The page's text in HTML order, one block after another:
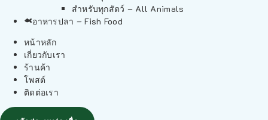
สำหรับทุกสัตว์ – All Animals
อาหารปลา – Fish Food
หน้าหลัก
เกี่ยวกับเรา
ร้านค้า
โพสต์
ติดต่อเรา